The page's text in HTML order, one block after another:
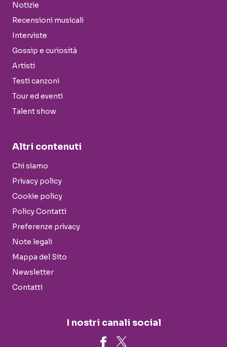
Notizie
Recensioni musicali
Interviste
Gossip e curiosità
Artisti
Testi canzoni
Tour ed eventi
Talent show
Altri contenuti
Chi siamo
Privacy policy
Cookie policy
Policy Contatti
Preferenze privacy
Note legali
Mappa del Sito
Newsletter
Contatti
I nostri canali social